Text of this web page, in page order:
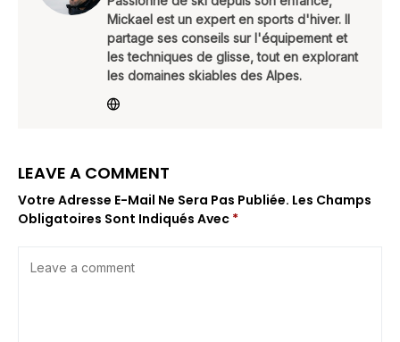
Mickael est un expert en sports d'hiver. Il
partage ses conseils sur l'équipement et
les techniques de glisse, tout en explorant
les domaines skiables des Alpes.
LEAVE A COMMENT
Votre Adresse E-Mail Ne Sera Pas Publiée. Les Champs
Obligatoires Sont Indiqués Avec *